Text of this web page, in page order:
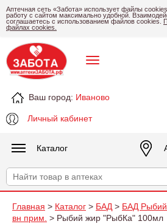
Аптечная сеть «Забота» использует файлы
работу с сайтом максимально удобной.
соглашаетесь с использованием файлов cookies.
файлах cookies.
Ваш город: Иваново
Личный кабинет
Каталог
Главная > Каталог > БАД > БАД
вн прим. > Рыбий жир "РыбКа" 100мл